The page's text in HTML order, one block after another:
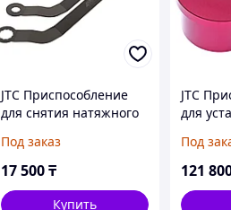
JTC Приспособление
для снятия натяжного
ремня (MINI COOPER
N12,N14,N16,N18) JTC
Под заказ
17 500 ₸
Купить
JTC
для
(BMW
Под
121